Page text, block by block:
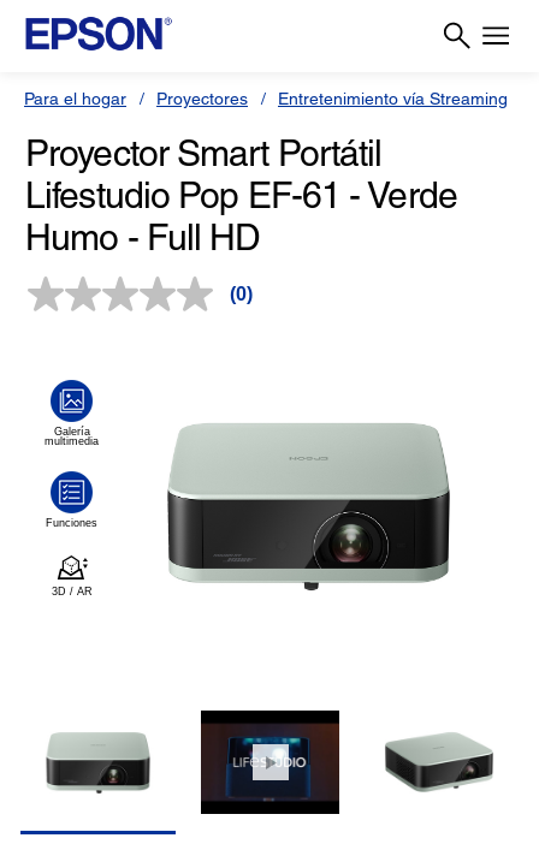
Para el hogar Proyectores Entretenimiento vía Streaming
Proyector Smart Portátil
Lifestudio Pop EF-61 - Verde
Humo - Full HD
Sin
página.
(0)